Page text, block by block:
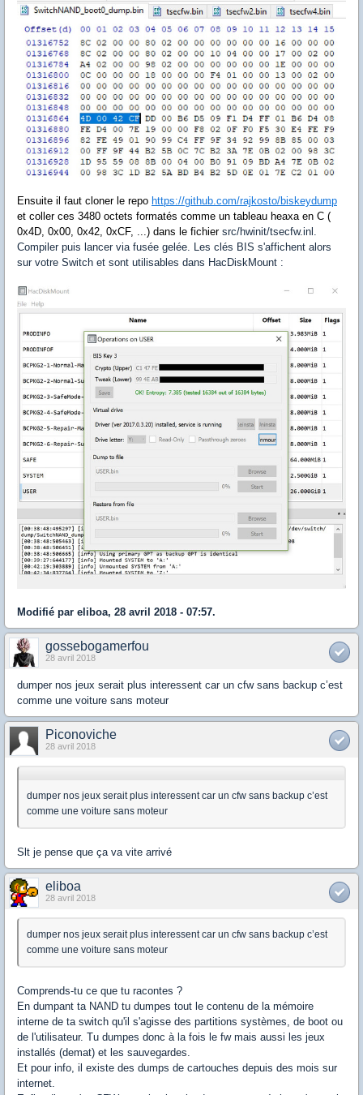
Ensuite il faut cloner le repo https://github.com/rajkosto/biskeydump
et coller ces 3480 octets formatés comme un tableau heaxa en C (
0x4D, 0x00, 0x42, 0xCF, ...) dans le fichier src/hwinit/tsecfw.inl.
Compiler puis lancer via fusée gelée. Les clés BIS s'affichent alors
sur votre Switch et sont utilisables dans HacDiskMount :
Modifié par eliboa, 28 avril 2018 - 07:57.
gossebogamerfou
28 avril 2018
dumper nos jeux serait plus interessent car un cfw sans backup c’est
comme une voiture sans moteur
Piconoviche
28 avril 2018
dumper nos jeux serait plus interessent car un cfw sans backup c’est
comme une voiture sans moteur
Slt je pense que ça va vite arrivé
eliboa
28 avril 2018
dumper nos jeux serait plus interessent car un cfw sans backup c’est
comme une voiture sans moteur
Comprends-tu ce que tu racontes ?
En dumpant ta NAND tu dumpes tout le contenu de la mémoire
interne de ta switch qu'il s'agisse des partitions systèmes, de boot ou
de l'utilisateur. Tu dumpes donc à la fois le fw mais aussi les jeux
installés (demat) et les sauvegardes.
Et pour info, il existe des dumps de cartouches depuis des mois sur
internet.